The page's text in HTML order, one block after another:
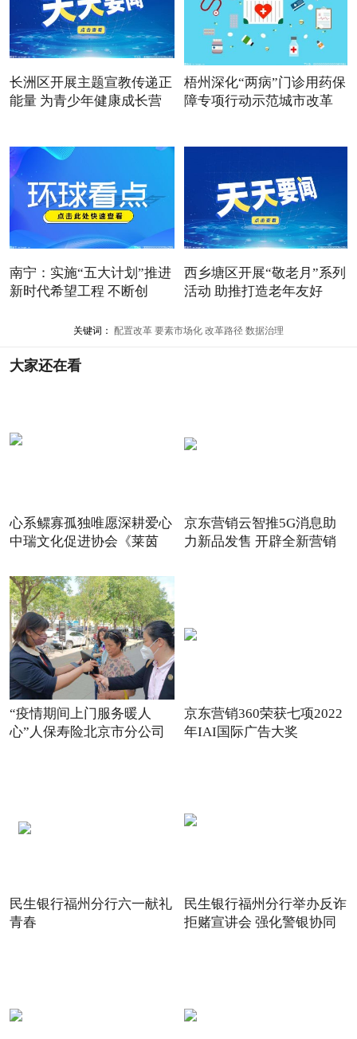
长洲区开展主题宣教传递正
能量 为青少年健康成长营
梧州深化“两病”门诊用药保
障专项行动示范城市改革
南宁：实施“五大计划”推进
新时代希望工程 不断创
西乡塘区开展“敬老月”系列
活动 助推打造老年友好
关键词： 配置改革 要素市场化 改革路径 数据治理
大家还在看
心系鳏寡孤独唯愿深耕爱心
中瑞文化促进协会《莱茵
京东营销云智推5G消息助
力新品发售 开辟全新营销
“疫情期间上门服务暖人
心”人保寿险北京市分公司
京东营销360荣获七项2022
年IAI国际广告大奖
民生银行福州分行六一献礼
青春
民生银行福州分行举办反诈
拒赌宣讲会 强化警银协同